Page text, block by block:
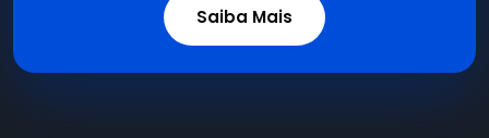
Saiba Mais